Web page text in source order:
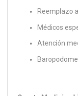
Reemplazo
Médicos
Atención